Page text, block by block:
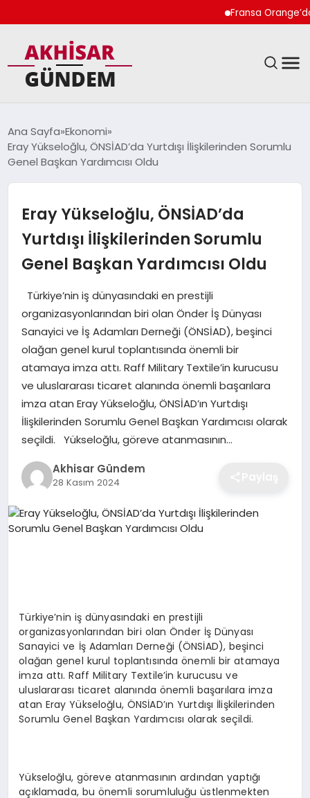
Fransa Orange’da
DÜNYA
TEKNOLOJI
YAŞAM
Ana Sayfa Ekonomi
Eray Yükseloğlu, ÖNSİAD’da Yurtdışı İlişkilerinden Sorumlu
Genel Başkan Yardımcısı Oldu
Eray Yükseloğlu, ÖNSİAD’da
Yurtdışı İlişkilerinden Sorumlu
Genel Başkan Yardımcısı Oldu
Türkiye’nin iş dünyasındaki en prestijli
organizasyonlarından biri olan Önder İş Dünyası
Sanayici ve İş Adamları Derneği (ÖNSİAD), beşinci
olağan genel kurul toplantısında önemli bir
atamaya imza attı. Raff Military Textile’in kurucusu
ve uluslararası ticaret alanında önemli başarılara
imza atan Eray Yükseloğlu, ÖNSİAD’ın Yurtdışı
İlişkilerinden Sorumlu Genel Başkan Yardımcısı olarak
seçildi. Yükseloğlu, göreve atanmasının…
Akhisar Gündem
28 Kasım 2024
Türkiye’nin iş dünyasındaki en prestijli
organizasyonlarından biri olan Önder İş Dünyası
Sanayici ve İş Adamları Derneği (ÖNSİAD), beşinci
olağan genel kurul toplantısında önemli bir atamaya
imza attı. Raff Military Textile’in kurucusu ve
uluslararası ticaret alanında önemli başarılara imza
atan Eray Yükseloğlu, ÖNSİAD’ın Yurtdışı İlişkilerinden
Sorumlu Genel Başkan Yardımcısı olarak seçildi.
Yükseloğlu, göreve atanmasının ardından yaptığı
açıklamada, bu önemli sorumluluğu üstlenmekten